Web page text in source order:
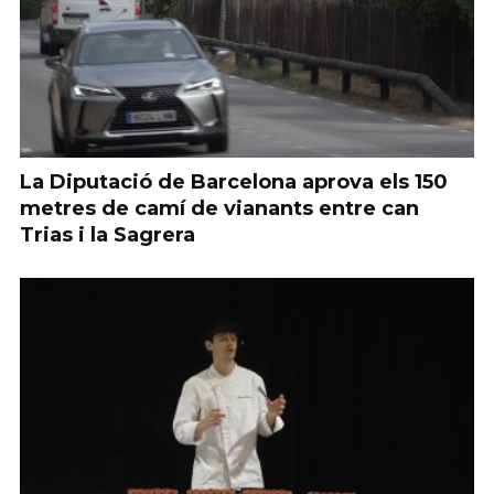
La Diputació de Barcelona aprova els 150
metres de camí de vianants entre can
Trias i la Sagrera